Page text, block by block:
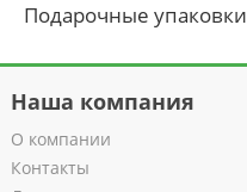
Подарочные упаковки
Наша компания
О компании
Контакты